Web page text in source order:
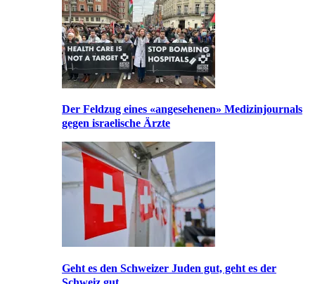
Der Feldzug eines «angesehenen» Medizinjournals
gegen israelische Ärzte
Geht es den Schweizer Juden gut, geht es der